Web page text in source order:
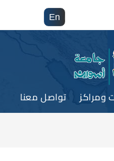
En
تواصل معنا ومراكز